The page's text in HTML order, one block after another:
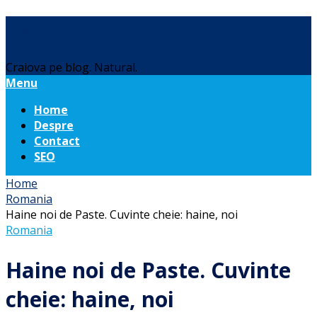
Craiova pe blog. Natural.
Menu
Home
Despre
Contact
SEO
Home
Romania
Haine noi de Paste. Cuvinte cheie: haine, noi
Romania
Haine noi de Paste. Cuvinte
cheie: haine, noi